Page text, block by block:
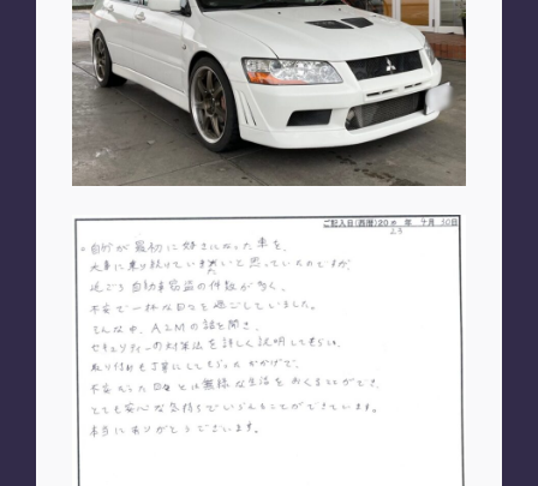
車種別プラン
SHOP
A2M 本店
A2M 仙台
A2M 宇都宮
A2M 愛知
A2M 四日市
A2M USC